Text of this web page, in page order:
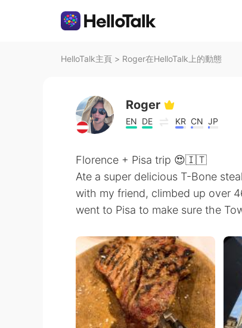
HelloTalk主頁 > Roger在HelloTalk上的動態
Roger
EN DE KR CN JP
Florence + Pisa trip 😍🇮🇹
Ate a super delicious T-Bone
with my friend, climbed up over
went to Pisa to make sure the